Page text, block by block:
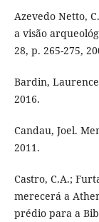
Azevedo Netto,
a visão
28, p. 265-275,
Bardin,
2016.
Candau, Joel.
2011.
Castro, C.A.;
merecerá a
prédio para a